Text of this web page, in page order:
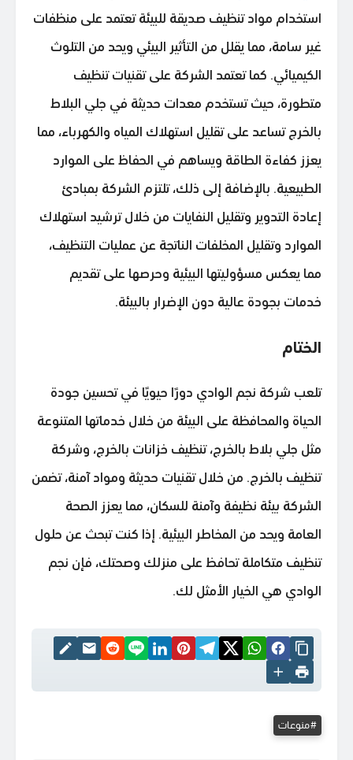
استخدام مواد تنظيف صديقة للبيئة تعتمد على منظفات
غير سامة، مما يقلل من التأثير البيئي ويحد من التلوث
الكيميائي. كما تعتمد الشركة على تقنيات تنظيف
متطورة، حيث تستخدم معدات حديثة في جلي البلاط
بالخرج تساعد على تقليل استهلاك المياه والكهرباء، مما
يعزز كفاءة الطاقة ويساهم في الحفاظ على الموارد
الطبيعية. بالإضافة إلى ذلك، تلتزم الشركة بمبادئ
إعادة التدوير وتقليل النفايات من خلال ترشيد استهلاك
الموارد وتقليل المخلفات الناتجة عن عمليات التنظيف،
مما يعكس مسؤوليتها البيئية وحرصها على تقديم
خدمات بجودة عالية دون الإضرار بالبيئة.
الختام
تلعب شركة نجم الوادي دورًا حيويًا في تحسين جودة
الحياة والمحافظة على البيئة من خلال خدماتها المتنوعة
مثل جلي بلاط بالخرج، تنظيف خزانات بالخرج، وشركة
تنظيف بالخرج. من خلال تقنيات حديثة ومواد آمنة، تضمن
الشركة بيئة نظيفة وآمنة للسكان، مما يعزز الصحة
العامة ويحد من المخاطر البيئية. إذا كنت تبحث عن حلول
تنظيف متكاملة تحافظ على منزلك وصحتك، فإن نجم
الوادي هي الخيار الأمثل لك.
منوعات